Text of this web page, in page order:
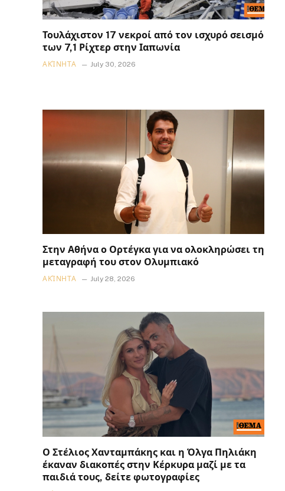
Τουλάχιστον 17 νεκροί από τον ισχυρό σεισμό
των 7,1 Ρίχτερ στην Ιαπωνία
ΑΚΊΝΗΤΑ July 30, 2026
Στην Αθήνα ο Ορτέγκα για να ολοκληρώσει τη
μεταγραφή του στον Ολυμπιακό
ΑΚΊΝΗΤΑ July 28, 2026
Ο Στέλιος Χανταμπάκης και η Όλγα Πηλιάκη
έκαναν διακοπές στην Κέρκυρα μαζί με τα
παιδιά τους, δείτε φωτογραφίες